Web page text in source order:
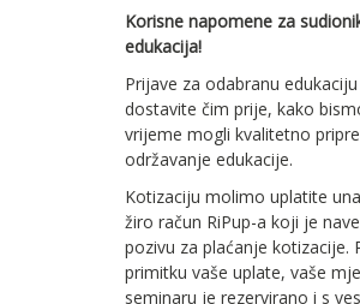
Korisne napomene za
edukacija!
Prijave za odabranu
dostavite čim prije, kako
vrijeme mogli kvalitetno
održavanje edukacije.
Kotizaciju molimo uplatite
žiro račun RiPup-a koji je
pozivu za plaćanje kotizacije.
primitku vaše uplate, vaše
seminaru je rezervirano i s